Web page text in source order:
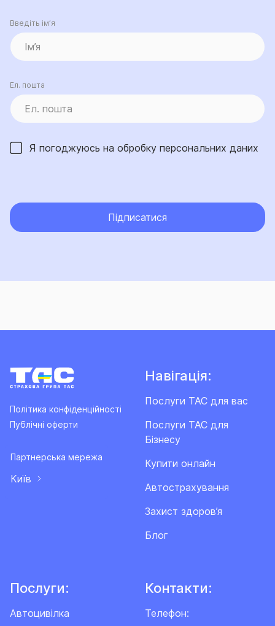
Введіть ім’я
Ел. пошта
Я погоджуюсь на обробку персональних даних
Підписатися
Політика конфіденційності
Публічні оферти
Партнерська мережа
Київ
Навігація:
Послуги ТАС для вас
Послуги ТАС для
Бізнесу
Купити онлайн
Автострахування
Захист здоров’я
Блог
Послуги:
Автоцивілка
Контакти:
Телефон: